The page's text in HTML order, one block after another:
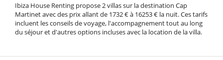
Ibiza House Renting propose 2 villas sur la destination Cap
Martinet avec des prix allant de 1732 € à 16253 € la nuit. Ces tarifs
incluent les conseils de voyage, l'accompagnement tout au long
du séjour et d'autres options incluses avec la location de la villa.